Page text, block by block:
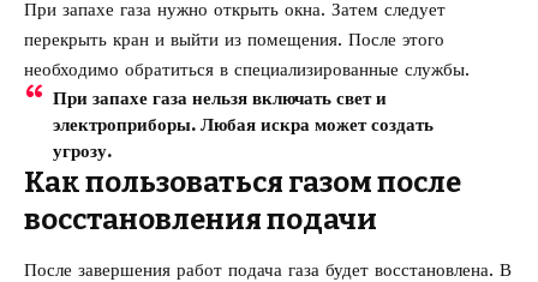
При запахе газа нужно открыть окна. Затем следует
перекрыть кран и выйти из помещения. После этого
необходимо обратиться в специализированные службы.
При запахе газа нельзя включать свет и
электроприборы. Любая искра может создать
угрозу.
Как пользоваться газом после
восстановления подачи
После завершения работ подача газа будет восстановлена. В